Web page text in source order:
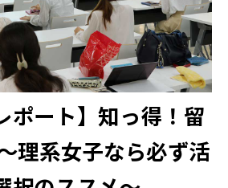
コラム・特集
ターンシップ体験談
ポート】知っ得！留
理系女子なら必ず活